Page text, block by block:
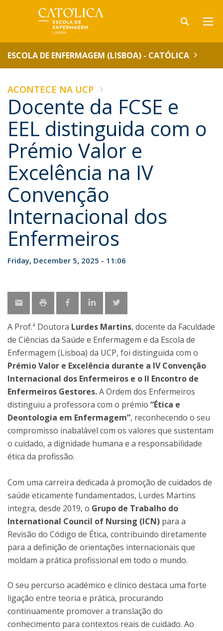
ESCOLA DE ENFERMAGEM (LISBOA) - CATÓLICA
ACONTECE NA UCP
Docente da FCSE e
EEL distinguida com o
Prémio Valor e
Excelência na IV
Convenção
Internacional dos
Enfermeiros
Friday, December 5, 2025 - 11:06
A Prof.ª Doutora Lurdes Martins, docente da Faculdade
de Ciências da Saúde e Enfermagem e da Escola de
Enfermagem (Lisboa) da UCP, foi distinguida com o
Prémio Valor e Excelência durante a IV Convenção
Internacional dos Enfermeiros e o II Encontro de
Enfermeiros Gestores.A Ordem dos Enfermeiros
distinguiu a professora com o prémio “Ética e
Deontologia em Enfermagem”, reconhecendo o seu
compromisso inabalável com os valores que sustentam
o cuidado, a dignidade humana e a responsabilidade
ética da profissão.
Com uma carreira dedicada à promoção de cuidados de
saúde eticamente fundamentados, Lurdes Martins
integra, desde 2019, o Grupo de Trabalho do
International Council of Nursing (ICN) para a
Revisão do Código de Ética, contribuindo diretamente
para a definição de orientações internacionais que
moldam a prática profissional em todo o mundo.
O seu percurso académico e clínico destaca uma forte
ligação entre teoria e prática, procurando
continuamente promover a translação do
conhecimento para contextos reais de cuidado. Ao